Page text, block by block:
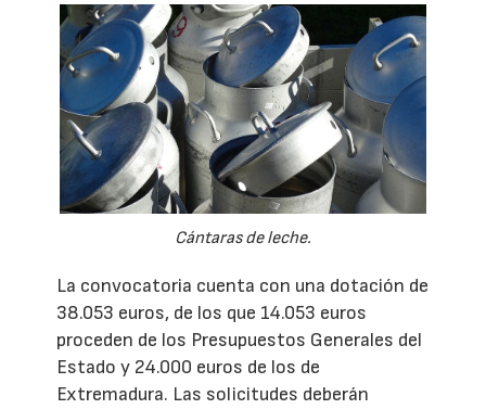
Cántaras de leche.
La convocatoria cuenta con una dotación de
38.053 euros, de los que 14.053 euros
proceden de los Presupuestos Generales del
Estado y 24.000 euros de los de
Extremadura. Las solicitudes deberán